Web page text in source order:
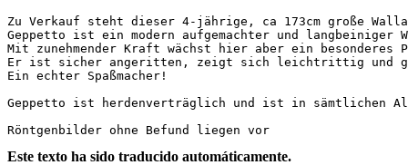
Zu Verkauf steht dieser 4-jährige, ca 173cm große
Geppetto ist ein modern aufgemachter und
Mit zunehmender Kraft wächst hier aber ein
Er ist sicher angeritten, zeigt sich leichtrittig und
Ein echter Spaßmacher!
Geppetto ist herdenverträglich und ist in sämtlichen
Röntgenbilder ohne Befund liegen vor
Este texto ha sido traducido automáticamente.